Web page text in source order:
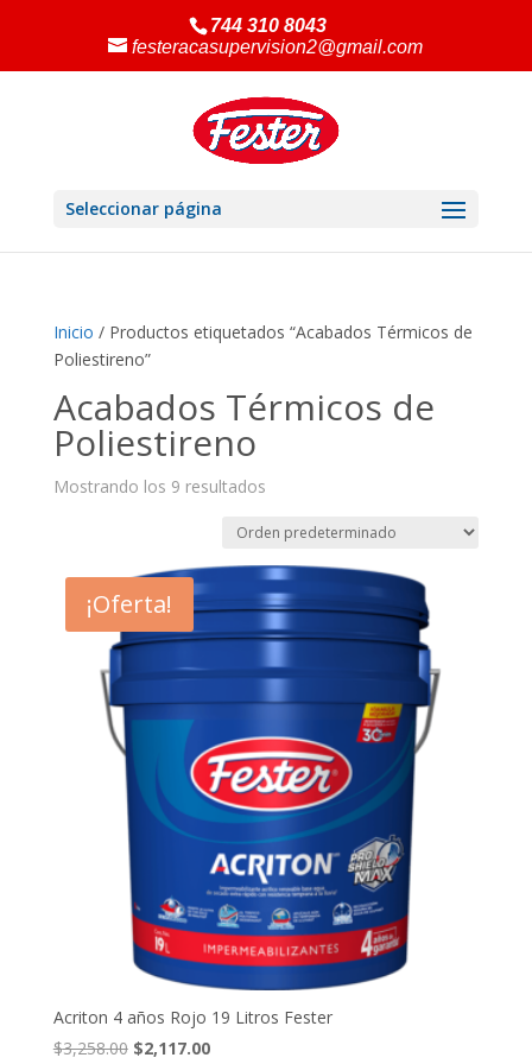
744 310 8043
festeracasupervision2@gmail.com
Seleccionar página
Inicio / Productos etiquetados “Acabados Térmicos de
Poliestireno”
Acabados Térmicos de
Poliestireno
Mostrando los 9 resultados
¡Oferta!
Acriton 4 años Rojo 19 Litros Fester
$3,258.00 El
$2,117.00El